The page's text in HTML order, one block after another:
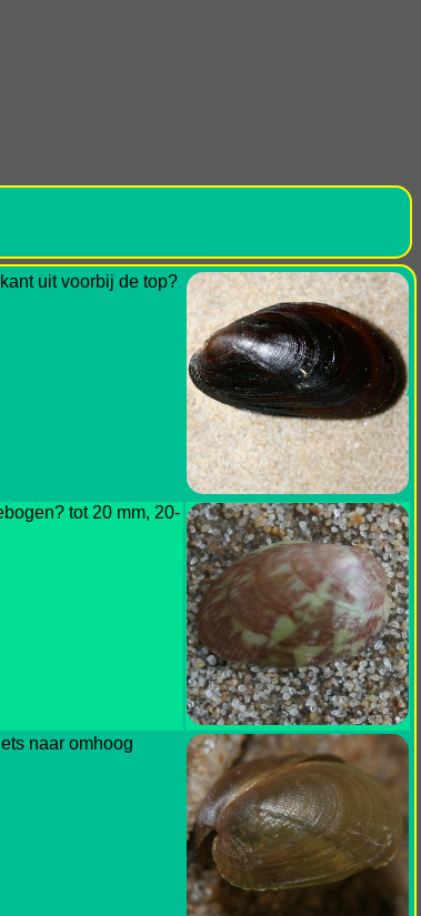
uit voorbij de top?
tot 20 mm, 20-
naar omhoog